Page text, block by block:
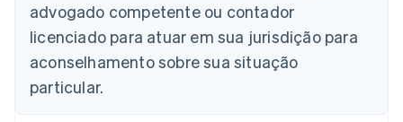
advogado competente ou contador
licenciado para atuar em sua jurisdição para
aconselhamento sobre sua situação
particular.
Bulgária
English
Canadá
China continental